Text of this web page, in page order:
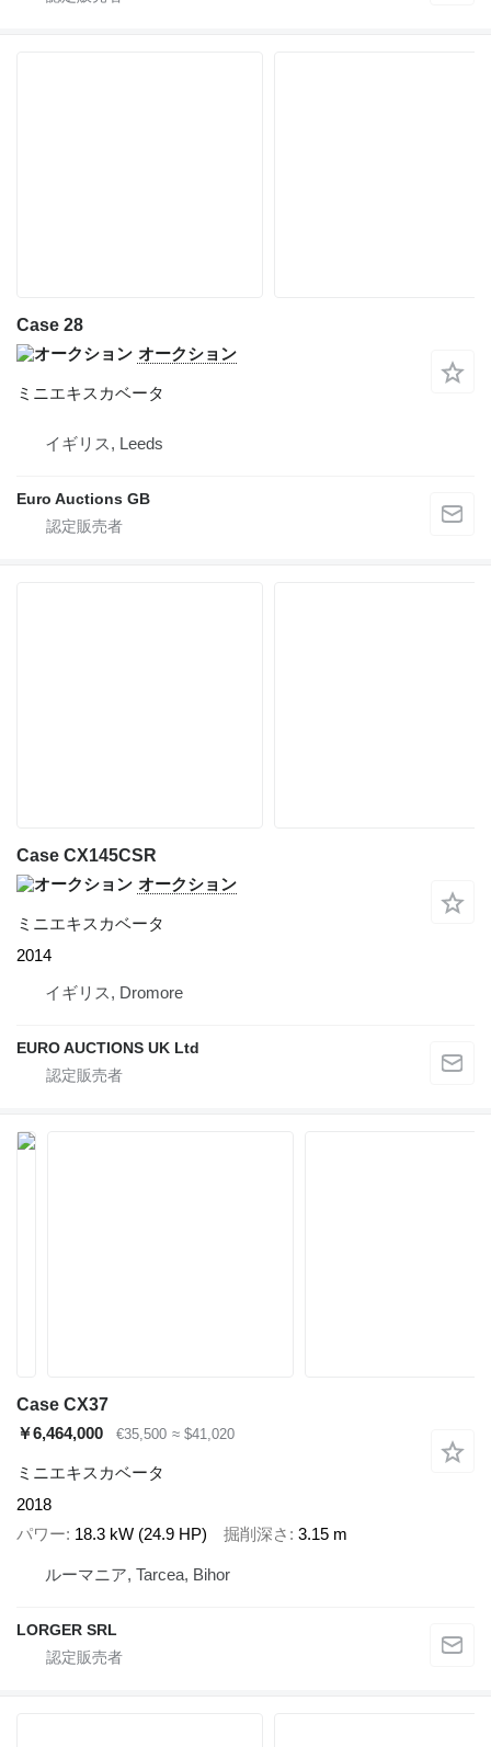
Case 28
オークション
ミニエキスカベータ
イギリス, Leeds
Euro Auctions GB
Case CX145CSR
オークション
ミニエキスカベータ
2014
イギリス, Dromore
EURO AUCTIONS UK Ltd
Case CX37
￥6,464,000
€35,500 ≈ $41,020
ミニエキスカベータ
2018
パワー 18.3 kW (24.9 HP) 掘削深さ 3.15 m
ルーマニア, Tarcea, Bihor
LORGER SRL